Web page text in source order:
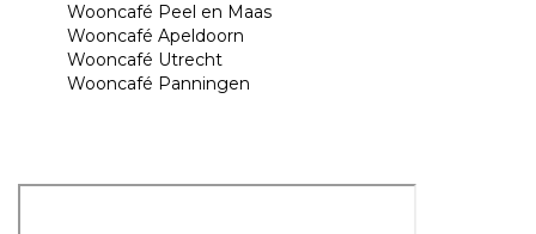
Wooncafé Peel en Maas
Wooncafé Apeldoorn
Wooncafé Utrecht
Wooncafé Panningen